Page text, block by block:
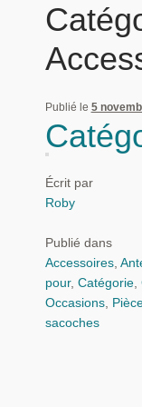
Panier
Produits populaires
Qui sommes-nous
Publié le 5
Écrit par
Roby
Publié dans
Accessoires,
pour, Catégorie,
Occasions,
sacoches